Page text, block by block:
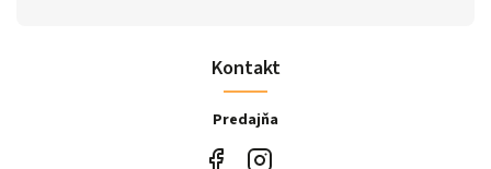
Kontakt
Predajňa